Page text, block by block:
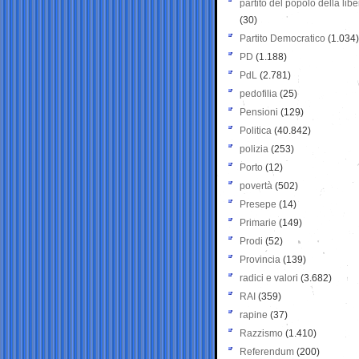
partito del popolo della
(30)
Partito Democratico (1.034)
PD (1.188)
PdL (2.781)
pedofilia (25)
Pensioni (129)
Politica (40.842)
polizia (253)
Porto (12)
povertà (502)
Presepe (14)
Primarie (149)
Prodi (52)
Provincia (139)
radici e valori (3.682)
RAI (359)
rapine (37)
Razzismo (1.410)
Referendum (200)